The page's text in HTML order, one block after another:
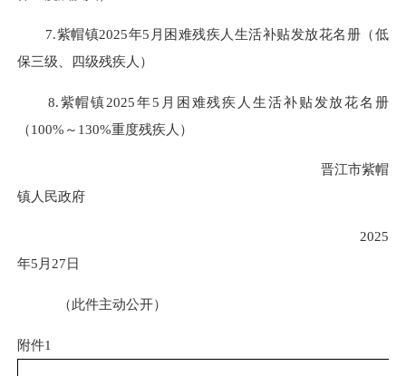
7.紫帽镇2025年5月困难残疾人生活补贴发放花名册（低
保三级、四级残疾人）
8.紫帽镇2025年5月困难残疾人生活补贴发放花名册
（100%～130%重度残疾人）
晋江市紫帽
镇人民政府
2025
年5月27日
（此件主动公开）
附件1